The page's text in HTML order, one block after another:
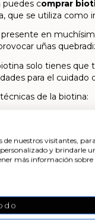
puedes comprar
que se utiliza como
en
uñas
solo tienes
para el cuidado
de la biotina:
Vitamina H,
polvo cristalino
ligeramente soluble
certificación vegana
biodegradable
de nuestros visitantes, para
y brindarle
más información sobre